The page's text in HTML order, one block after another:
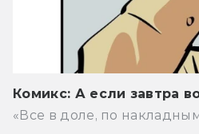
Комикс: А если завтра
«Все в доле, по